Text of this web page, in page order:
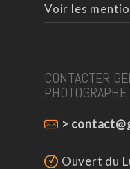
Voir les
CONTACTER
>
Ouvert du